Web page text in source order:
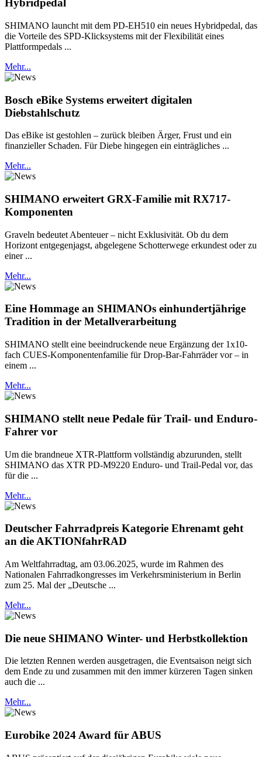
Hybridpedal
SHIMANO launcht mit dem PD-EH510 ein neues Hybridpedal, das
die Vorteile des SPD-Klicksystems mit der Flexibilität eines
Plattformpedals ...
Mehr...
Bosch eBike Systems erweitert digitalen
Diebstahlschutz
Das eBike ist gestohlen – zurück bleiben Ärger, Frust und ein
finanzieller Schaden. Für Diebe hingegen ein einträgliches ...
Mehr...
SHIMANO erweitert GRX-Familie mit RX717-
Komponenten
Graveln bedeutet Abenteuer – nicht Exklusivität. Ob du dem
Horizont entgegenjagst, abgelegene Schotterwege erkundest oder zu
einer ...
Mehr...
Eine Hommage an SHIMANOs einhundertjährige
Tradition in der Metallverarbeitung
SHIMANO stellt eine beeindruckende neue Ergänzung der 1x10-
fach CUES-Komponentenfamilie für Drop-Bar-Fahrräder vor – in
einem ...
Mehr...
SHIMANO stellt neue Pedale für Trail- und Enduro-
Fahrer vor
Um die brandneue XTR-Plattform vollständig abzurunden, stellt
SHIMANO das XTR PD-M9220 Enduro- und Trail-Pedal vor, das
für die ...
Mehr...
Deutscher Fahrradpreis Kategorie Ehrenamt geht
an die AKTIONfahrRAD
Am Weltfahrradtag, am 03.06.2025, wurde im Rahmen des
Nationalen Fahrradkongresses im Verkehrsministerium in Berlin
zum 25. Mal der „Deutsche ...
Mehr...
Die neue SHIMANO Winter- und Herbstkollektion
Die letzten Rennen werden ausgetragen, die Eventsaison neigt sich
dem Ende zu und zusammen mit den immer kürzeren Tagen sinken
auch die ...
Mehr...
Eurobike 2024 Award für ABUS